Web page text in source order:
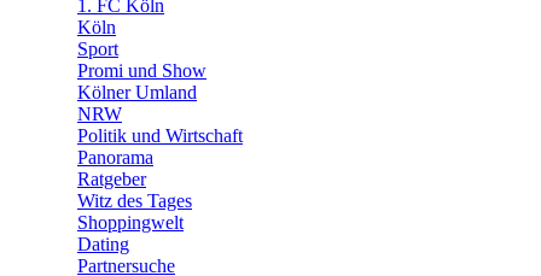
1. FC Köln
Köln
Sport
Promi und Show
Kölner Umland
NRW
Politik und Wirtschaft
Panorama
Ratgeber
Witz des Tages
Shoppingwelt
Dating
Partnersuche